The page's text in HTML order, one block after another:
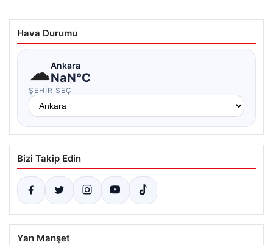
Hava Durumu
☁Ankara
NaN°C
ŞEHIR SEÇ
Bizi Takip Edin
Yan Manşet